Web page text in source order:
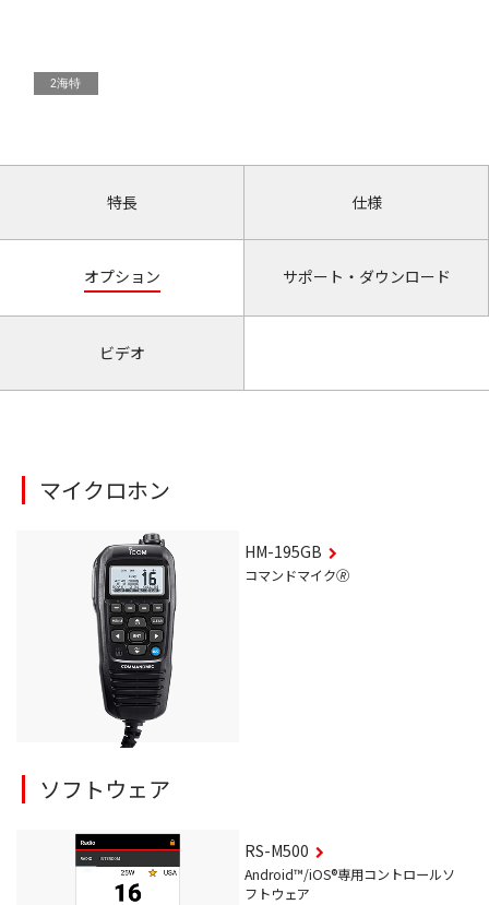
2海特
特長 仕様
オプション サポート・ダウンロード
ビデオ
マイクロホン
HM-195GB
コマンドマイク🄬
ソフトウェア
RS-M500
Android™/iOS®専用コントロールソ
フトウェア